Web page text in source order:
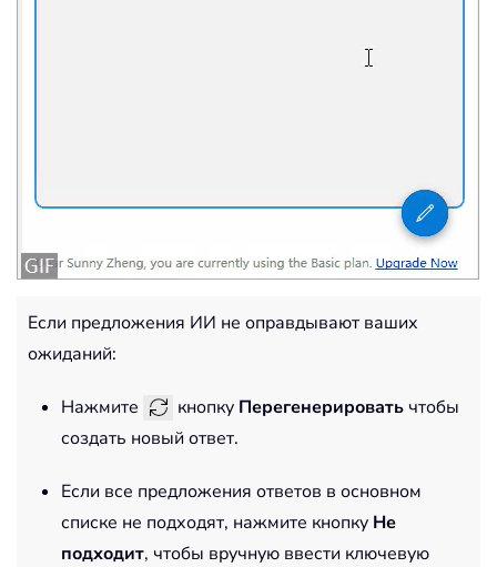
Если предложения ИИ не оправдывают ваших
ожиданий:
Нажмите кнопку Перегенерировать чтобы
создать новый ответ.
Если все предложения ответов в основном
списке не подходят, нажмите кнопку Не
подходит, чтобы вручную ввести ключевую